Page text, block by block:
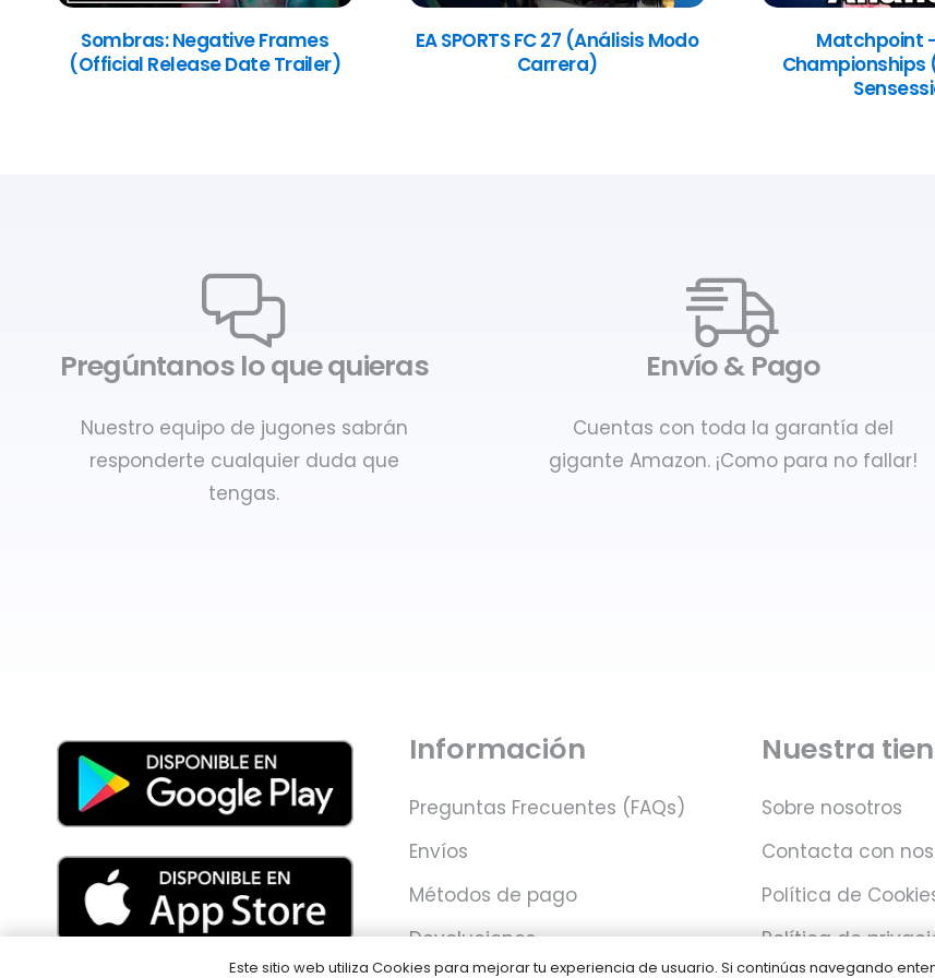
Sombras: Negative Frames
(Official Release Date Trailer)
EA SPORTS FC 27 (Análisis Modo
Carrera)
Matchpoint
Championships
Pregúntanos lo que quieras
Nuestro equipo de jugones sabrán
responderte cualquier duda que
tengas.
Envío & Pago
Cuentas con toda la garantía del
gigante Amazon. ¡Como para no fallar!
Información
Preguntas Frecuentes (FAQs)
Envíos
Métodos de pago
Devoluciones
Nuestra
Sobre nosotros
Contacta con
Política de
Política de
Este sitio web utiliza Cookies para mejorar tu experiencia de usuario. Si continúas navegando